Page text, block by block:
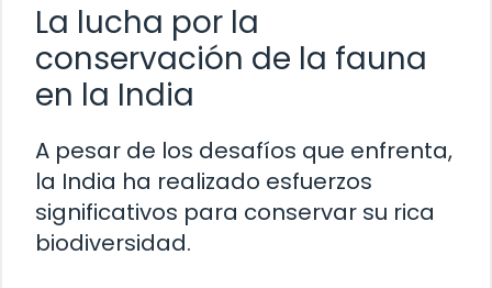
La lucha por la
conservación de la fauna
en la India
A pesar de los desafíos que enfrenta,
la India ha realizado esfuerzos
significativos para conservar su rica
biodiversidad.